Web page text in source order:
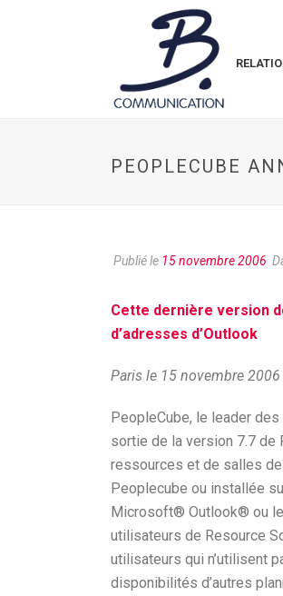
PEOPLECUBE
Publié le 15 novembre 2006
Cette dernière version
d’adresses d’Outlook
Paris le 15 novembre 2006
PeopleCube, le leader
sortie de la version 7.7 de
ressources et de salles
Peoplecube ou installée
Microsoft® Outlook® ou
utilisateurs de Resource
utilisateurs qui n’utilisent
disponibilités d’autres